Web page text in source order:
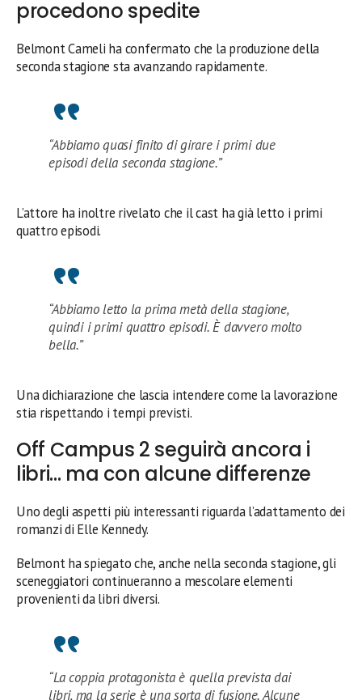
procedono spedite
Belmont Cameli ha confermato che la produzione della
seconda stagione sta avanzando rapidamente.
“Abbiamo quasi finito di girare i primi due
episodi della seconda stagione.”
L’attore ha inoltre rivelato che il cast ha già letto i primi
quattro episodi.
“Abbiamo letto la prima metà della stagione,
quindi i primi quattro episodi. È davvero molto
bella.”
Una dichiarazione che lascia intendere come la lavorazione
stia rispettando i tempi previsti.
Off Campus 2 seguirà ancora i
libri… ma con alcune differenze
Uno degli aspetti più interessanti riguarda l’adattamento dei
romanzi di Elle Kennedy.
Belmont ha spiegato che, anche nella seconda stagione, gli
sceneggiatori continueranno a mescolare elementi
provenienti da libri diversi.
“La coppia protagonista è quella prevista dai
libri, ma la serie è una sorta di fusione. Alcune